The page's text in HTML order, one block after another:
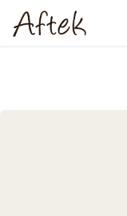
Hoppa till innehåll